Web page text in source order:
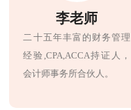
李老师
二十五年丰富的财务管理
经验,CPA,ACCA持证人，
会计师事务所合伙人。